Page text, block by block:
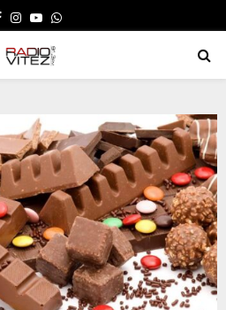
FACEBOOK
INSTAGRAM
YOUTUBE
WHATSAPP